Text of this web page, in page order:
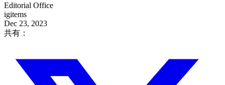
Editorial Office
igitems
Dec 23, 2023
共有：